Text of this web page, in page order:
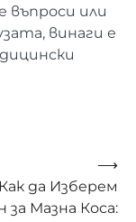
въпроси или
винаги е
Как да Изберем
за Мазна Коса:
⟶